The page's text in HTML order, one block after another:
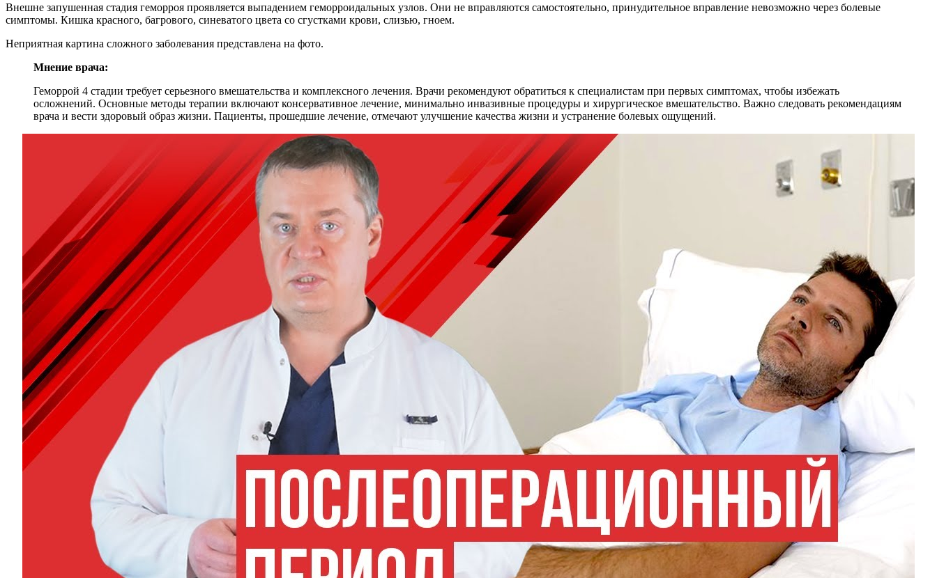
Внешне запушенная стадия геморроя проявляется выпадением геморроидальных узлов. Они не вправляются самостоятельно, принудительное вправление невозможно через болевые
симптомы. Кишка красного, багрового, синеватого цвета со сгустками крови, слизью, гноем.
Неприятная картина сложного заболевания представлена на фото.
Мнение врача:
Геморрой 4 стадии требует серьезного вмешательства и комплексного лечения. Врачи рекомендуют обратиться к специалистам при первых симптомах, чтобы избежать
осложнений. Основные методы терапии включают консервативное лечение, минимально инвазивные процедуры и хирургическое вмешательство. Важно следовать рекомендациям
врача и вести здоровый образ жизни. Пациенты, прошедшие лечение, отмечают улучшение качества жизни и устранение болевых ощущений.